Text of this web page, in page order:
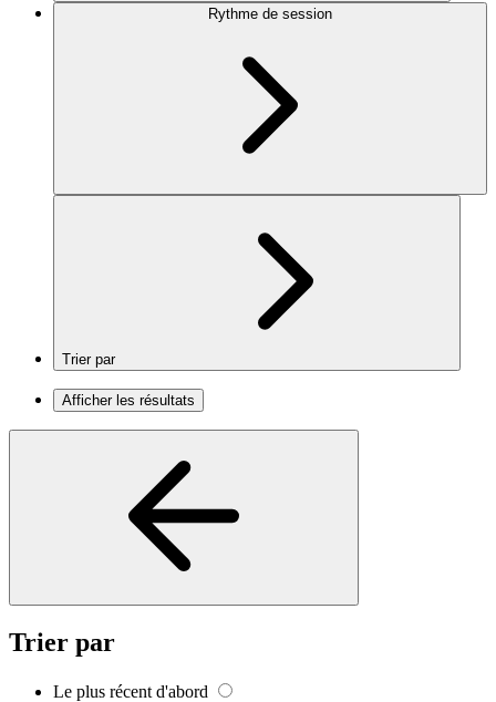
Rythme de session
Trier par
Afficher les résultats
Trier par
Le plus récent d'abord